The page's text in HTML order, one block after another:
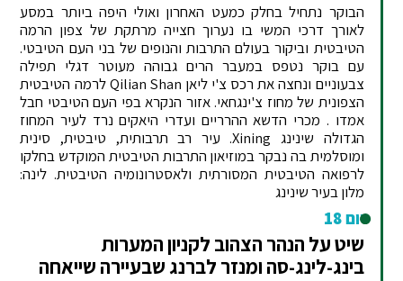
הבוקר נתחיל בחלק כמעט האחרון ואולי היפה ביותר במסע
לאורך דרכי המשי בו נערוך חצייה מרתקת של צפון הרמה
הטיבטית וביקור בעולם התרבות והנופים של בני העם הטיבטי.
עם בוקר נטפס במעבר הרים גבוהה מעוטר דגלי תפילה
צבעוניים ונחצה את רכס צ'י ליאן Qilian Shan לרמה הטיבטית
הצפונית של מחוז צ'ינגחאי. אזור הנקרא בפי העם הטיבטי חבל
אמדו . מכרי הדשא ההרריים ועדרי היאקים נרד לעיר המחוז
הגדולה שינינג Xining. עיר רב תרבותית, טיבטית, סינית
ומוסלמית בה נבקר במוזיאון התרבות הטיבטית המוקדש בחלקו
לרפואה הטיבטית המסורתית ולאסטרונומיה הטיבטית. לינה:
מלון בעיר שינינג
יום 18
שיט על הנהר הצהוב לקניון המערות
בינג-לינג-סה ומנזר לברנג שבעיירה שייאחה